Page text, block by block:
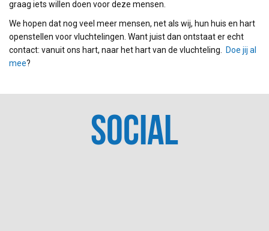
graag iets willen doen voor deze mensen.
We hopen dat nog veel meer mensen, net als wij, hun huis en hart
openstellen voor vluchtelingen. Want juist dan ontstaat er echt
contact: vanuit ons hart, naar het hart van de vluchteling.
Doe jij al
mee?
SOCIAL